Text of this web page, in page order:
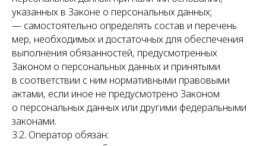
указанных в Законе о персональных данных;
— самостоятельно определять состав и перечень
мер, необходимых и достаточных для обеспечения
выполнения обязанностей, предусмотренных
Законом о персональных данных и принятыми
в соответствии с ним нормативными правовыми
актами, если иное не предусмотрено Законом
о персональных данных или другими федеральными
законами.
3.2. Оператор обязан: